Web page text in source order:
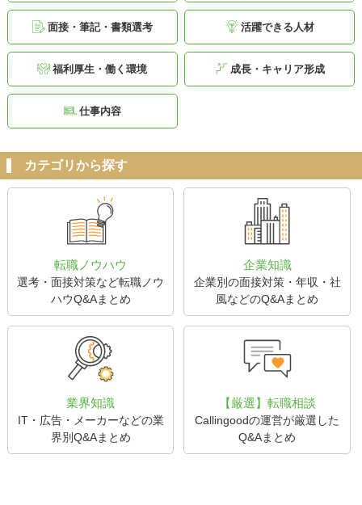
面接・筆記・書類選考 活躍できる人材
福利厚生・働く環境 成長・キャリア形成
仕事内容
カテゴリから探す
転職ノウハウ
選考・面接対策など転職ノウ
ハウQ&Aまとめ
企業知識
企業別の面接対策・年収・社
風などのQ&Aまとめ
業界知識
IT・広告・メーカーなどの業
界別Q&Aまとめ
【厳選】転職相談
Callingoodの運営が厳選した
Q&Aまとめ